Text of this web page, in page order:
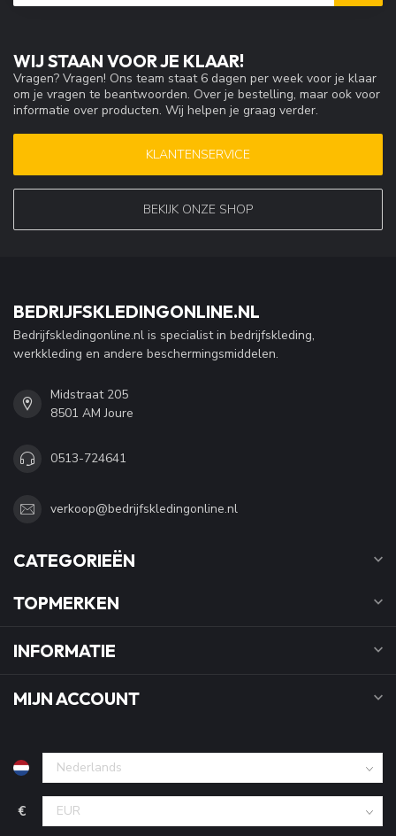
WIJ STAAN VOOR JE KLAAR!
Vragen? Vragen! Ons team staat 6 dagen per week voor je klaar
om je vragen te beantwoorden. Over je bestelling, maar ook voor
informatie over producten. Wij helpen je graag verder.
KLANTENSERVICE
BEKIJK ONZE SHOP
BEDRIJFSKLEDINGONLINE.NL
Bedrijfskledingonline.nl is specialist in bedrijfskleding,
werkkleding en andere beschermingsmiddelen.
Midstraat 205
8501 AM Joure
0513-724641
verkoop@bedrijfskledingonline.nl
CATEGORIEËN
TOPMERKEN
INFORMATIE
MIJN ACCOUNT
€